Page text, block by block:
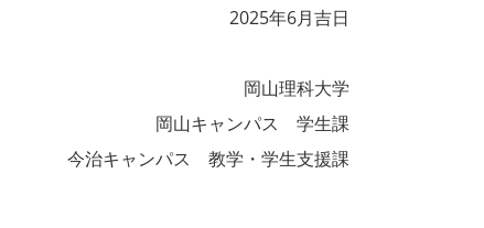
2025年6月吉日
岡山理科大学
岡山キャンパス 学生課
今治キャンパス 教学・学生支援課